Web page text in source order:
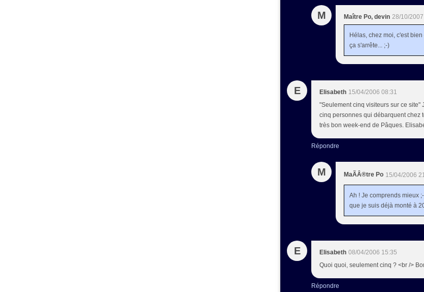
M Maître Po, devin 28/10/
Hélas, chez moi, c'est
ça s'arrête... ;-)
E Elisabeth 15/04/2006 08:31
"Seulement cinq visiteurs sur ce site"
cinq personnes qui débarquent chez
très bon week-end de Pâques.
Répondre
M MaÃÂ®tre Po 15/04/2006
Ah ! Je comprends mieux
que je suis déjà monté à
E Elisabeth 08/04/2006 15:35
Quoi quoi, seulement cinq ? <br />
Répondre